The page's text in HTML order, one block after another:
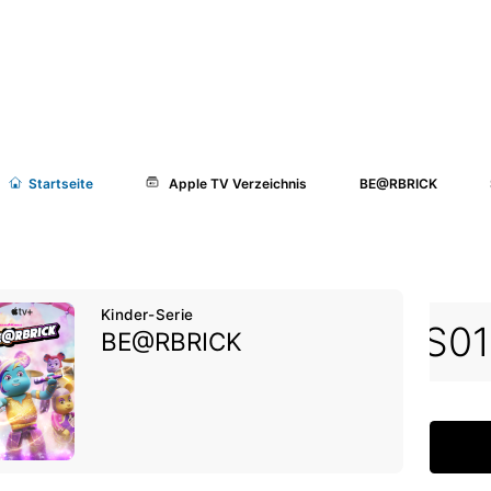
Startseite Apple TV Verzeichnis BE@RBRICK
Kinder-Serie
BE@RBRICK
S01E05